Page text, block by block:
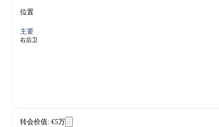
位置
主要
右后卫
转会价值: €5万